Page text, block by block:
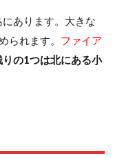
あります。大きな
られます。 ファイア
りの1つは北にある小